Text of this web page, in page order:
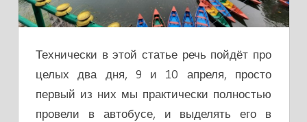
Технически в этой статье речь пойдёт про
целых два дня, 9 и 10 апреля, просто
первый из них мы практически полностью
провели в автобусе, и выделять его в